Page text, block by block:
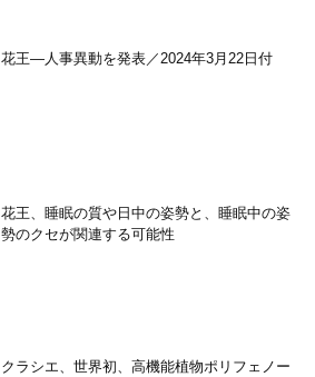
花王―人事異動を発表／2024年3月22日付
花王、睡眠の質や日中の姿勢と、睡眠中の姿
勢のクセが関連する可能性
クラシエ、世界初、高機能植物ポリフェノー